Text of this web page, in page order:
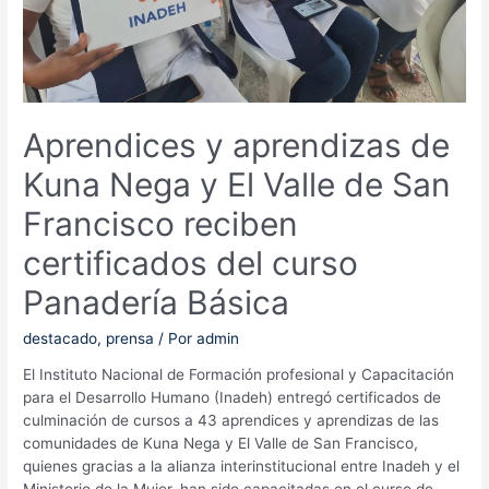
Aprendices y aprendizas de
Kuna Nega y El Valle de San
Francisco reciben
certificados del curso
Panadería Básica
destacado, prensa / Poradmin
El Instituto Nacional de Formación profesional y Capacitación
para el Desarrollo Humano (Inadeh) entregó certificados de
culminación de cursos a 43 aprendices y aprendizas de las
comunidades de Kuna Nega y El Valle de San Francisco,
quienes gracias a la alianza interinstitucional entre Inadeh y el